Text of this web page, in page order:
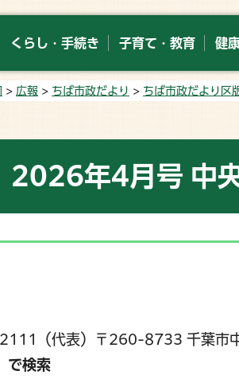
くらし・手続き 子育て・教育 健
> 広報 > ちば市政だより > ちば市政だより
年4月号 中
（代表）〒260-8733 千葉市中
で検索